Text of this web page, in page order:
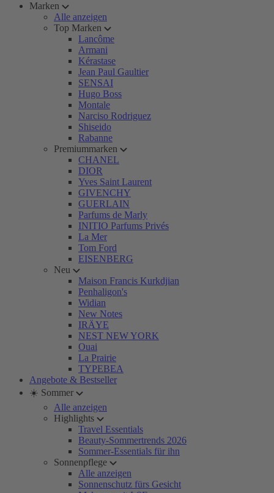
Marken
Alle anzeigen
Top Marken
Lancôme
Armani
Kérastase
Jean Paul Gaultier
SENSAI
Hugo Boss
Montale
Narciso Rodriguez
Shiseido
Rabanne
Premiummarken
CHANEL
DIOR
Yves Saint Laurent
GIVENCHY
GUERLAIN
Parfums de Marly
INITIO Parfums Privés
La Mer
Tom Ford
EISENBERG
Neu
Maison Francis Kurkdjian
Penhaligon's
Widian
New Notes
IRÄYE
NEST NEW YORK
Ouai
La Prairie
TYPEBEA
Angebote & Bestseller
☀️ Sommer
Alle anzeigen
Highlights
Travel Essentials
Beauty-Sommertrends 2026
Sommer-Essentials für ihn
Sonnenpflege
Alle anzeigen
Sonnenschutz fürs Gesicht